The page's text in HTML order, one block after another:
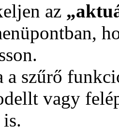
az
a szűrő
vagy